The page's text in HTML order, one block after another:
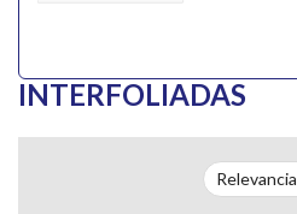
INTERFOLIADAS
Relevancia